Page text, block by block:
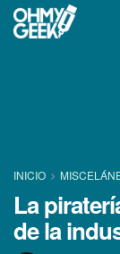
INICIO
La
de la